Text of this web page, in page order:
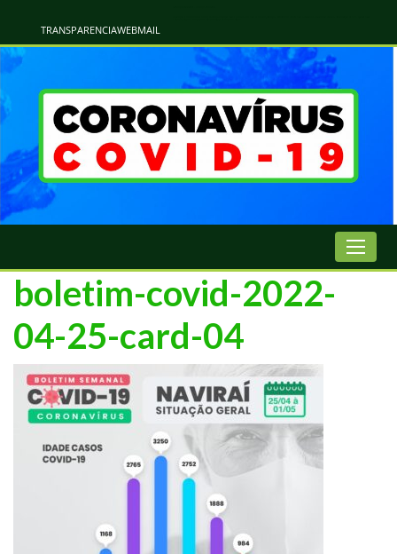
TRANSPARENCIAWEBMAIL
boletim-covid-2022-
04-25-card-04